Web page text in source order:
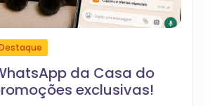
da Casa do
exclusivas!